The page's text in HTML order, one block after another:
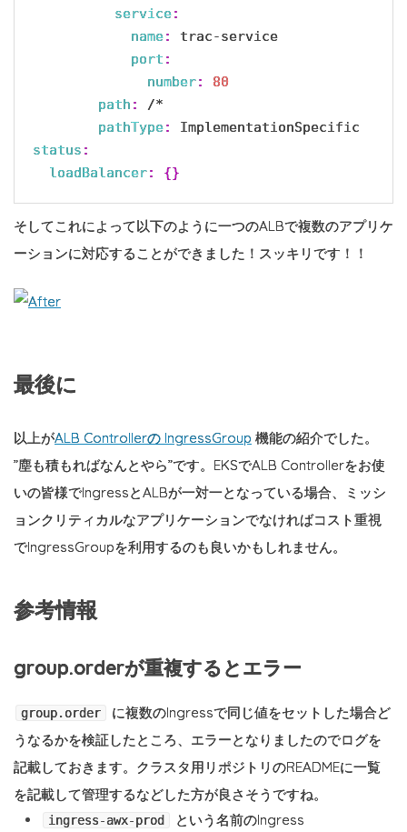
service:
name:
trac-service
port :
number:
80
path :
/*
pathType:
status :
loadBalancer: {}
そしてこれによって以下のように一つのALBで複数のアプリケ
ーションに対応することができました！スッキリです！！
最後に
以上がALB Controllerの IngressGroup 機能の紹介でした。
”塵も積もればなんとやら”です。EKSでALB Controllerをお使
いの皆様でIngressとALBが一対一となっている場合、ミッシ
ョンクリティカルなアプリケーションでなければコスト重視
でIngressGroupを利用するのも良いかもしれません。
参考情報
group.orderが重複するとエラー
group.order
に複数のIngressで同じ値をセットした場合ど
うなるかを検証したところ、エラーとなりましたのでログを
記載しておきます。クラスタ用リポジトリのREADMEに一覧
を記載して管理するなどした方が良さそうですね。
ingress-awx-prod という名前のIngress